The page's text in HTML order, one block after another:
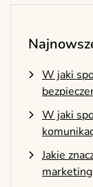
W jaki
W jaki
Jakie